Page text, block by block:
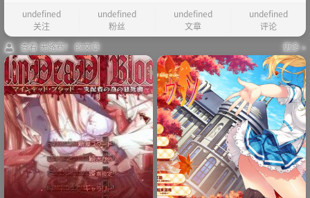
undefined
关注
undefined
粉丝
undefined
文章
undefined
评论
查看 无路赛！ 的文章
更多 »